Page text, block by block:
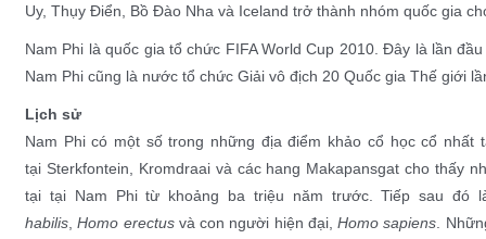
Uy, Thụy Điển Bồ Đào Nha và Iceland trở thành nhóm quốc gia
Nam Phi là quốc gia tổ chức FIFA World Cup 2010. Đây là lần
Nam Phi cũng là nước tổ chức Giải vô địch 20 Quốc gia Thế giới
Lịch sử
Nam Phi có một số trong những địa điểm khảo cổ học cổ
tại Sterkfontein Kromdraaivà các hang Makapansgat cho thấy
tại tại Nam Phi từ khoảng ba triệu năm trước. Tiếp sau đó
habilis ,Homo erectusvà con người hiện đại,Homo sapiens .